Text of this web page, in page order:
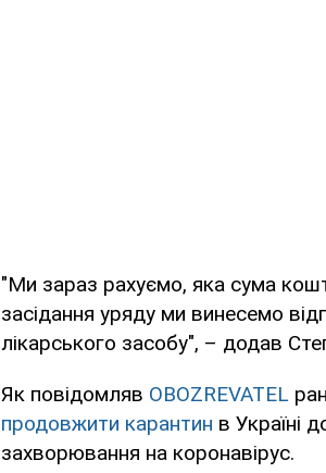
"Ми зараз рахуємо, яка сума
засідання уряду ми винесемо
лікарського засобу", – додав
Як повідомляв OBOZREVATEL
продовжити карантин в Україні
захворювання на коронавірус.